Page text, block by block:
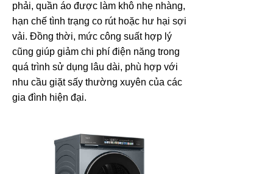
phải, quần áo được làm khô nhẹ nhàng,
hạn chế tình trạng co rút hoặc hư hại sợi
vải. Đồng thời, mức công suất hợp lý
cũng giúp giảm chi phí điện năng trong
quá trình sử dụng lâu dài, phù hợp với
nhu cầu giặt sấy thường xuyên của các
gia đình hiện đại.